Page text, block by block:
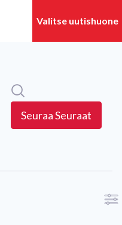
SeuraaSeuraat